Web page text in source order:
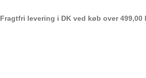
Fragtfri levering i DK ved køb over 499,00